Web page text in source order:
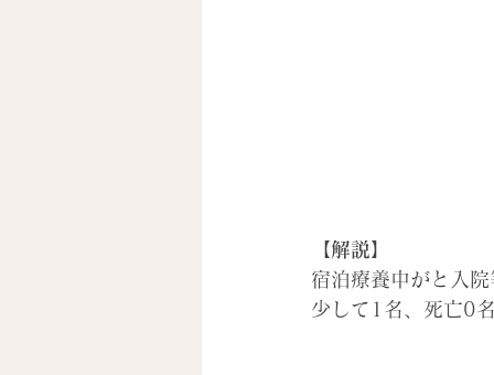
【解説】
宿泊療養中がと入
少して1名、死亡0